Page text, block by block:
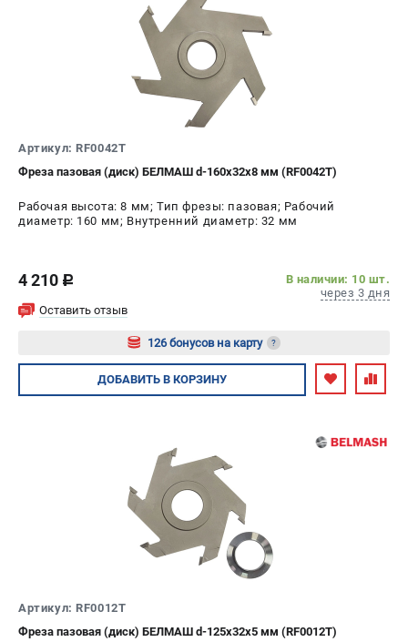
Артикул: RF0042T
Фреза пазовая (диск) БЕЛМАШ d-160х32х8 мм (RF0042T)
Рабочая высота: 8 мм; Тип фрезы: пазовая; Рабочий
диаметр: 160 мм; Внутренний диаметр: 32 мм
4 210 c
В наличии: 10 шт.
через 3 дня
Оставить отзыв
126 бонусов на карту ?
Авторизуйтесь
ДОБАВИТЬ В КОРЗИНУ
Артикул: RF0012T
Фреза пазовая (диск) БЕЛМАШ d-125х32х5 мм (RF0012T)